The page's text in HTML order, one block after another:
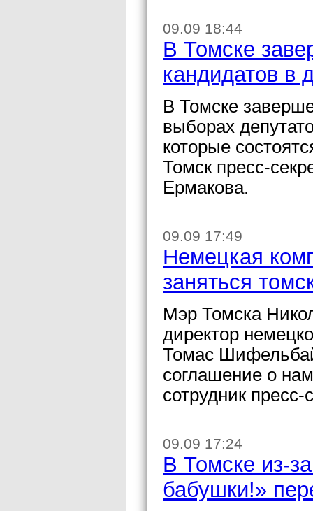
09.09 18:44
В Томске
кандидатов в
В Томске
выборах
которые
Томск пресс-
Ермакова.
09.09 17:49
Немецкая
заняться
Мэр Томска
директор
Томас
соглашение о
сотрудник
09.09 17:24
В Томске из-
бабушки!»